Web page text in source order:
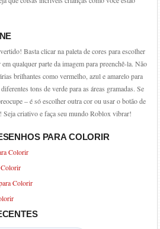
Basta clicar na paleta de cores para escolher
qualquer parte da imagem para preenchê-la. Não
brilhantes como vermelho, azul e amarelo para
tons de verde para as áreas gramadas. Se
– é só escolher outra cor ou usar o botão de
Seja criativo e faça seu mundo Roblox vibrar!
PARA COLORIR
Colorir
Colorir
Colorir